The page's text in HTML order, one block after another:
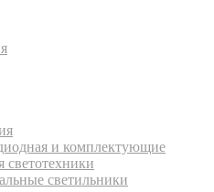
и комплектующие
светильники